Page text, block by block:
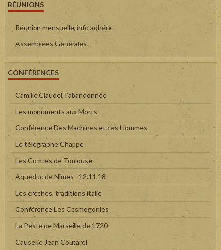
RÉUNIONS
Réunion mensuelle, info adhére
Assemblées Générales
CONFÉRENCES
Camille Claudel, l'abandonnée
Les monuments aux Morts
Conférence Des Machines et des Hommes
Le télégraphe Chappe
Les Comtes de Toulouse
Aqueduc de Nîmes - 12.11.18
Les crèches, traditions italie
Conférence Les Cosmogonies
La Peste de Marseille de 1720
Causerie Jean Coutarel